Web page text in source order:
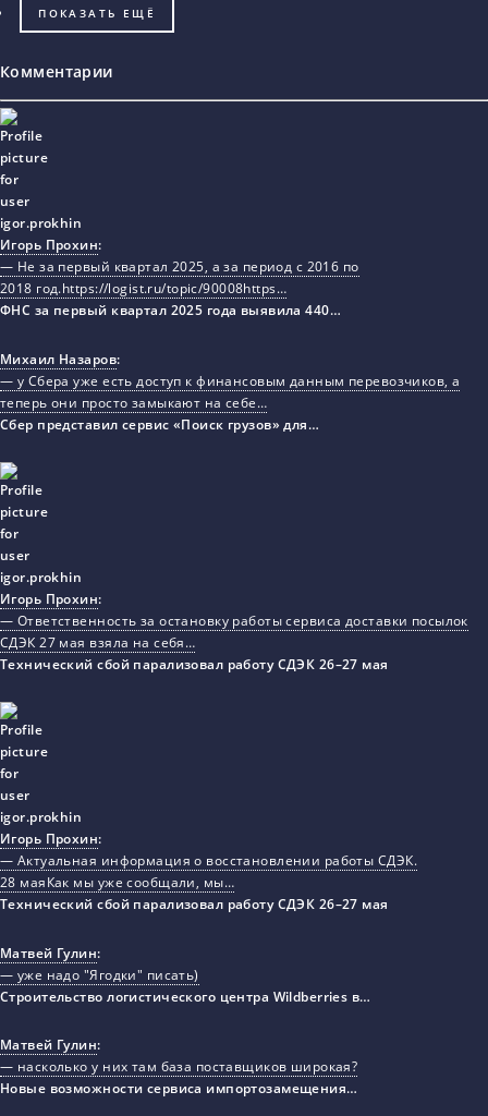
ПОКАЗАТЬ ЕЩЁ
Комментарии
Игорь Прохин:
— Не за первый квартал 2025, а за период с 2016 по
2018 год.https://logist.ru/topic/90008https…
ФНС за первый квартал 2025 года выявила 440…
Михаил Назаров:
— у Сбера уже есть доступ к финансовым данным перевозчиков, а
теперь они просто замыкают на себе…
Сбер представил сервис «Поиск грузов» для…
Игорь Прохин:
— Ответственность за остановку работы сервиса доставки посылок
СДЭК 27 мая взяла на себя…
Технический сбой парализовал работу СДЭК 26–27 мая
Игорь Прохин:
— Актуальная информация о восстановлении работы СДЭК.
28 маяКак мы уже сообщали, мы…
Технический сбой парализовал работу СДЭК 26–27 мая
Матвей Гулин:
— уже надо "Ягодки" писать)
Строительство логистического центра Wildberries в…
Матвей Гулин:
— насколько у них там база поставщиков широкая?
Новые возможности сервиса импортозамещения…